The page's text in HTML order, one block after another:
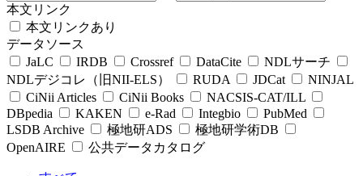
本文リンク
本文リンクあり
データソース
JaLC
IRDB Crossref DataCite
NDLサーチ
NDLデジコレ（旧NII-ELS）
RUDA JDCat
NINJAL
CiNii Articles
CiNii Books
NACSIS-CAT/ILL
DBpedia
KAKEN e-Rad Integbio
PubMed
LSDB Archive
極地研ADS
極地研学術DB
OpenAIRE
公共データカタログ